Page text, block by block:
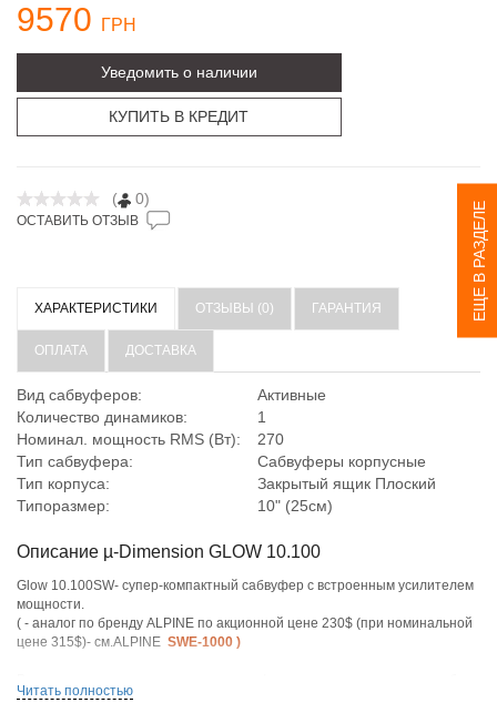
ЕЩЕ В РАЗДЕЛЕ
9570 ГРН
Уведомить о наличии
КУПИТЬ В КРЕДИТ
( 0)
ОСТАВИТЬ ОТЗЫВ
ХАРАКТЕРИСТИКИ ОТЗЫВЫ (0) ГАРАНТИЯ
ОПЛАТА ДОСТАВКА
Вид сабвуферов:
Активные
Количество динамиков:
1
Номинал. мощность RMS (Вт):
270
Тип сабвуфера:
Сабвуферы корпусные
Тип корпуса:
Закрытый ящик Плоский
Типоразмер:
10" (25см)
Описание µ-Dimension GLOW 10.100
Glow 10.100SW- cупер-компактный сабвуфер с встроенным усилителем
мощности.
( - аналог по бренду ALPINE по акционной цене 230$ (при номинальной
цене 315$)- см.ALPINE SWE-1000 )
автомобиле, или занимает мизирное место в багажном отсеке джипов,
Читать полностью